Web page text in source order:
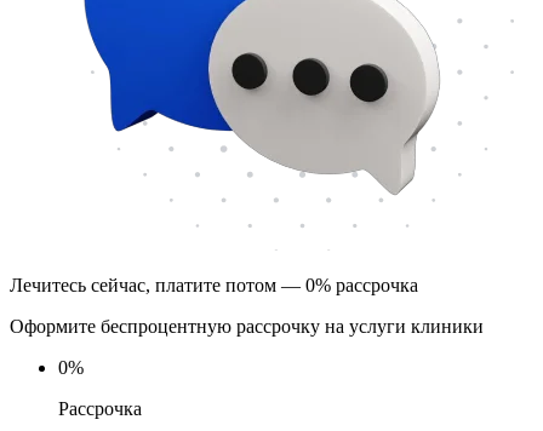
Лечитесь сейчас, платите потом — 0% рассрочка
Оформите беспроцентную рассрочку на услуги клиники
0%
Рассрочка